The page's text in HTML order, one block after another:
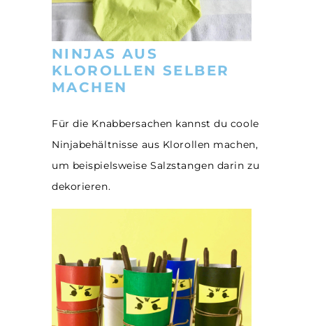
NINJAS AUS
KLOROLLEN SELBER
MACHEN
Für die Knabbersachen kannst du coole
Ninjabehältnisse aus Klorollen machen,
um beispielsweise Salzstangen darin zu
dekorieren.